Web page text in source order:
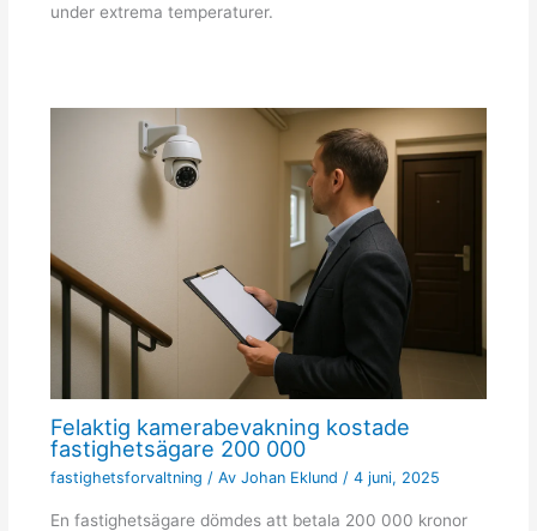
under extrema temperaturer.
Felaktig kamerabevakning kostade
fastighetsägare 200 000
fastighetsforvaltning / Av Johan Eklund / 4 juni, 2025
En fastighetsägare dömdes att betala 200 000 kronor